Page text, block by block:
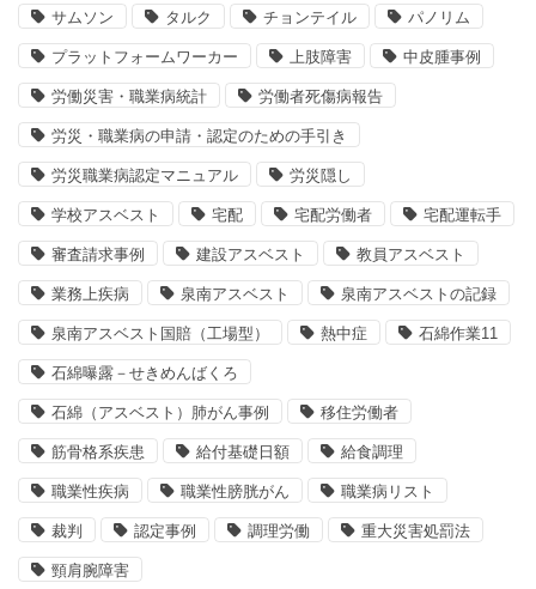
サムソン タルク チョンテイル パノリム
プラットフォームワーカー 上肢障害 中皮腫事例
労働災害・職業病統計 労働者死傷病報告
労災・職業病の申請・認定のための手引き
労災職業病認定マニュアル 労災隠し
学校アスベスト 宅配 宅配労働者 宅配運転手
審査請求事例 建設アスベスト 教員アスベスト
業務上疾病 泉南アスベスト 泉南アスベストの記録
泉南アスベスト国賠（工場型） 熱中症 石綿作業11
石綿曝露－せきめんばくろ
石綿（アスベスト）肺がん事例 移住労働者
筋骨格系疾患 給付基礎日額 給食調理
職業性疾病 職業性膀胱がん 職業病リスト
裁判 認定事例 調理労働 重大災害処罰法
頸肩腕障害